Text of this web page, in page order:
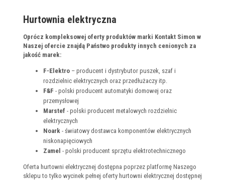
Hurtownia elektryczna
Oprócz kompleksowej oferty produktów marki Kontakt Simon w
Naszej ofercie znajdą Państwo produkty innych cenionych za
jakość marek:
F-Elektro – producent i dystrybutor puszek, szaf i
rozdzielnic elektrycznych oraz przedłużaczy itp.
F&F - polski producent automatyki domowej oraz
przemysłowej
Marstef - polski producent metalowych rozdzielnic
elektrycznych
Noark - światowy dostawca komponentów elektrycznych
niskonapięciowych
Zamel - polski producent sprzętu elektrotechnicznego
Oferta hurtowni elektrycznej dostępna poprzez platformę Naszego
sklepu to tylko wycinek pełnej oferty hurtowni elektrycznej dostępnej